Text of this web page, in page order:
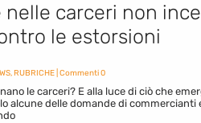
nelle carceri non
le estorsioni
,RUBRICHE| Commenti 0
le carceri? E alla luce di ciò che
alcune delle domande di commercianti